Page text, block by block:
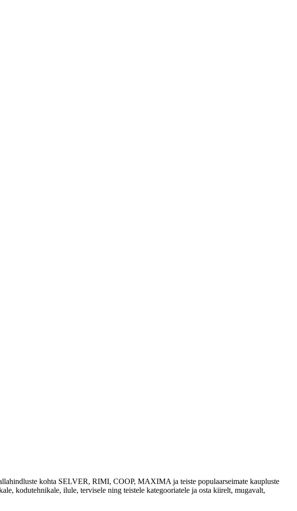
kohta SELVER, RIMI, COOP, MAXIMA ja teiste populaarseimate kaupluste
kodutehnikale, ilule, tervisele ning teistele kategooriatele ja osta kiirelt, mugavalt,